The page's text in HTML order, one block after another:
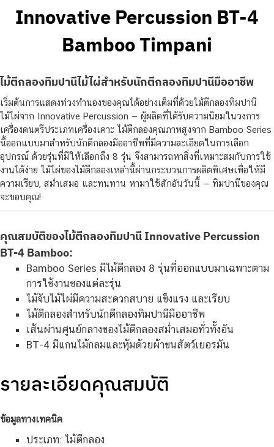
Innovative Percussion BT-4
Bamboo Timpani
ไม้ตีกลองทิมปานีไม้ไผ่สำหรับนักตีกลองทิมปานีมืออาชีพ
เริ่มต้นการแสดงท่วงทำนองของคุณได้อย่างเต็มที่ด้วยไม้ตีกลองทิมปานี
ไม้ไผ่จาก Innovative Percussion — ผู้ผลิตที่ได้รับความนิยมในวงการ
เครื่องดนตรีประเภทเครื่องเคาะ ไม้ตีกลองคุณภาพสูงจาก Bamboo Series
นี้ออกแบบมาสำหรับนักตีกลองมืออาชีพที่มีความละเอียดในการเลือก
อุปกรณ์ ด้วยรุ่นที่มีให้เลือกถึง 8 รุ่น จึงสามารถหาสิ่งที่เหมาะสมกับการใช้
งานได้ง่าย ไม้ไผ่ของไม้ตีกลองเหล่านี้ผ่านกระบวนการผลิตพิเศษเพื่อให้มี
ความเรียบ, สม่ำเสมอ และทนทาน หามาใช้สักอันวันนี้ — ทิมปานีของคุณ
จะขอบคุณ!
คุณสมบัติของไม้ตีกลองทิมปานี Innovative Percussion
BT-4 Bamboo:
Bamboo Series มีไม้ตีกลอง 8 รุ่นที่ออกแบบมาเฉพาะตาม
การใช้งานของแต่ละรุ่น
ไม้จับไม้ไผ่มีความสะดวกสบาย แข็งแรง และเรียบ
ไม้ตีกลองสำหรับนักตีกลองทิมปานีมืออาชีพ
เส้นผ่านศูนย์กลางของไม้ตีกลองสม่ำเสมอทั่วทั้งอัน
BT-4 มีแกนไม้กลมและหุ้มด้วยผ้าขนสัตว์เยอรมัน
รายละเอียดคุณสมบัติ
ข้อมูลทางเทคนิค
ประเภท: ไม้ตีกลอง